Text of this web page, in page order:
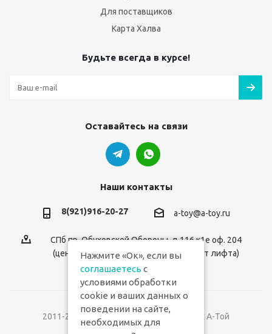
Для поставщиков
Карта Халва
Будьте всегда в курсе!
Оставайтесь на связи
Наши контакты
8(921)916-20-27 a-toy@a-toy.ru
СПб пр. Обуховской Обороны, д.116 к1е оф. 204
(центральный вход 2-й этаж справа от лифта)
2011-2026 © Интернет-магазин игрушек А-Той
Нажмите «Ок», если вы
соглашаетесь с
условиями обработки
cookie и ваших данных о
поведении на сайте,
необходимых для